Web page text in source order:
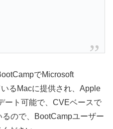
でMicrosoft
るMacに提供され、Apple
ート可能で、CVEベースで
ので、BootCampユーザー